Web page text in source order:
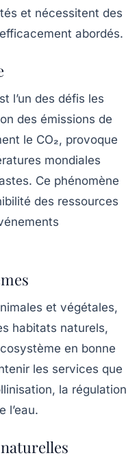
et nécessitent des
abordés.
l’un des défis les
des émissions de
le CO₂, provoque
mondiales
Ce phénomène
des ressources
et végétales,
habitats naturels,
en bonne
les services que
la régulation
l’eau.